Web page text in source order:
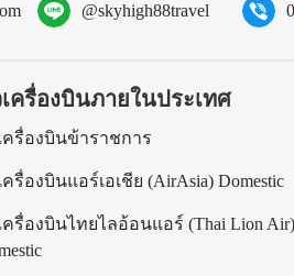
@skyhigh88travel
ครื่องบินภายในประเทศ
ครื่องบินข้าราชการ
ครื่องบินแอร์เอเชีย (AirAsia) Domestic
ครื่องบินไทยไลอ้อนแอร์ (Thai Lion Air)